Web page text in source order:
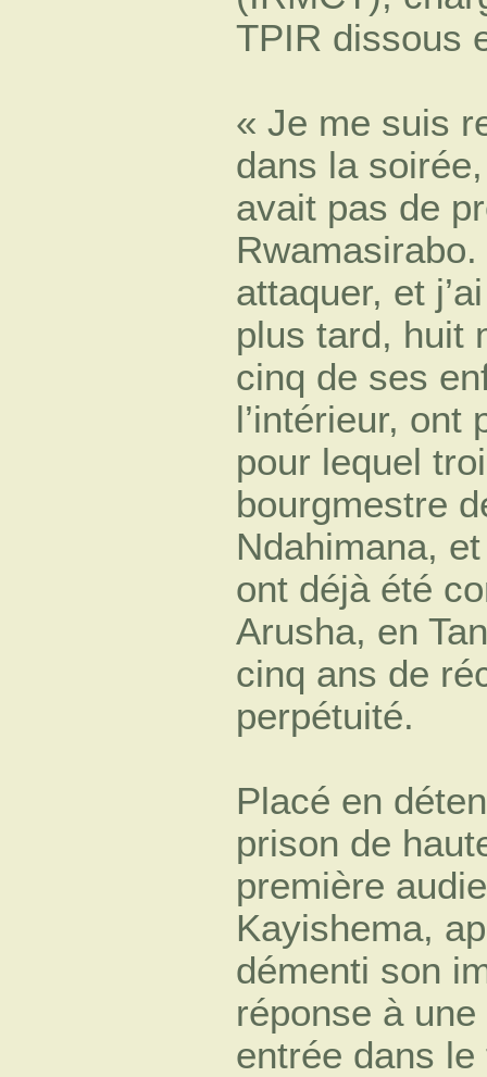
TPIR dissous
« Je me suis
dans la
avait pas de
attaquer, et
plus tard, huit
cinq de ses
l’intérieur, ont
pour lequel
bourgmestre
Ndahimana,
ont déjà été
Arusha, en
cinq ans de
perpétuité.
Placé en
prison de
première
Kayishema,
démenti son
réponse à
entrée dans le